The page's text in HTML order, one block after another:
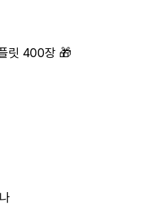
릿 400장 🎁